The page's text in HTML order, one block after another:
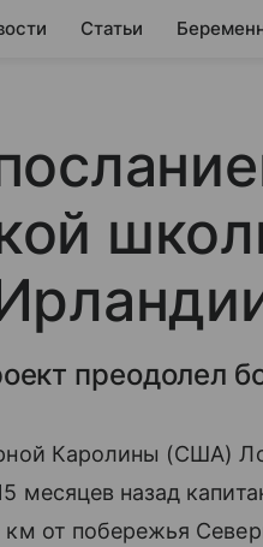
Статьи
преодолел
Каролины (США)
месяцев назад
от побережья